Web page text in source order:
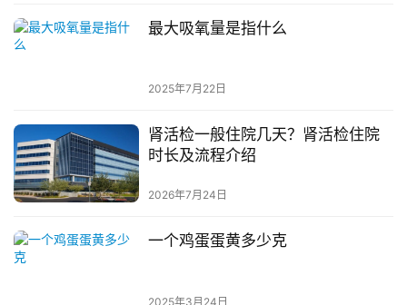
最大吸氧量是指什么
2025年7月22日
肾活检一般住院几天？肾活检住院
时长及流程介绍
2026年7月24日
一个鸡蛋蛋黄多少克
2025年3月24日